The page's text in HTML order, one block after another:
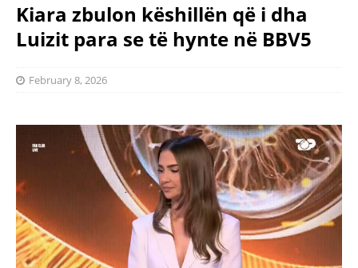
Kiara zbulon këshillën që i dha
Luizit para se të hynte në BBV5
February 8, 2026